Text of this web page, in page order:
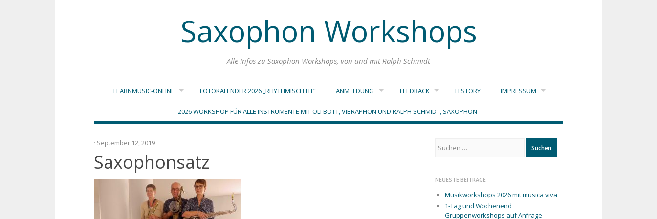
Saxophon Workshops
Alle Infos zu Saxophon Workshops, von und mit Ralph Schmidt
LEARNMUSIC-ONLINE FOTOKALENDER 2026 „RHYTHMISCH FIT“ ANMELDUNG FEEDBACK HISTORY IMPRESSUM
2026 WORKSHOP FÜR ALLE INSTRUMENTE MIT OLI BOTT, VIBRAPHON UND RALPH SCHMIDT, SAXOPHON
· September 12, 2019
Saxophonsatz
nach:
NEUESTE BEITRÄGE
Musikworkshops 2026 mit musica viva
1-Tag und Wochenend
Gruppenworkshops auf Anfrage